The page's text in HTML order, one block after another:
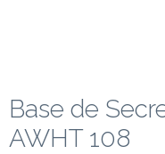
Base de
AWHT 108